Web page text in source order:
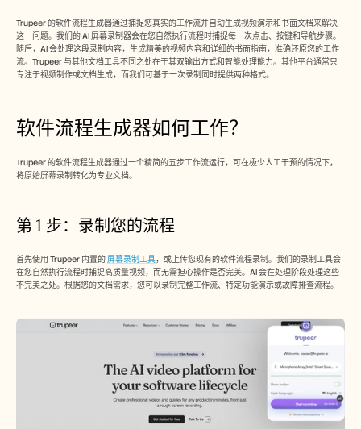
Trupeer 的软件流程生成器通过捕捉您真实的工作流并自动生成视频演示和书面文档来解决
这一问题。我们的 AI 屏幕录制器会在您自然执行流程时捕捉每一次点击、按键和导航步骤。
随后，AI 会处理这段录制内容，生成精美的视频内容和详细的书面指南，准确还原您的工作
流。Trupeer 与其他文档工具不同之处在于其双输出方式和智能处理能力。其他平台通常只
专注于视频制作或文档生成，而我们可基于一次录制同时提供两种格式。
软件流程生成器如何工作？
Trupeer 的软件流程生成器通过一个精简的五步工作流运行，可在极少人工干预的情况下，
将原始屏幕录制转化为专业文档。
第 1 步：录制您的流程
首先使用 Trupeer 内置的 屏幕录制工具，或上传您现有的软件流程录制。我们的录制工具会
在您自然执行流程时捕捉高质量视频，而无需担心操作是否完美。AI 会在处理阶段处理这些
不完美之处。根据您的文档需求，您可以录制完整工作流、特定功能演示或故障排查流程。
招聘
销售赋能
售前
产品营销
客户成功
培训
开始免费试用